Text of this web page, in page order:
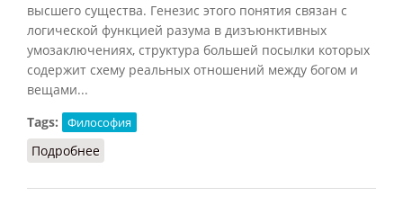
высшего существа. Генезис этого понятия связан с
логической функцией разума в дизъюнктивных
умозаключениях, структура большей посылки которых
содержит схему реальных отношений между богом и
вещами...
Tags:
Философия
Подробнее